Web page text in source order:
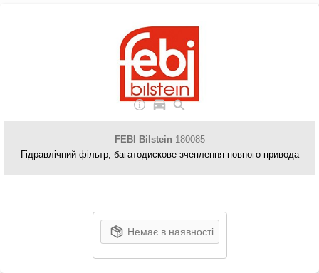
FEBI Bilstein 180085
Гідравлічний фільтр, багатодискове зчеплення повного привода
Немає в наявності